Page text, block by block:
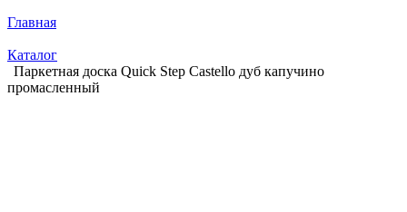
Главная
Каталог
Паркетная доска Quick Step Castello дуб капучино
промасленный